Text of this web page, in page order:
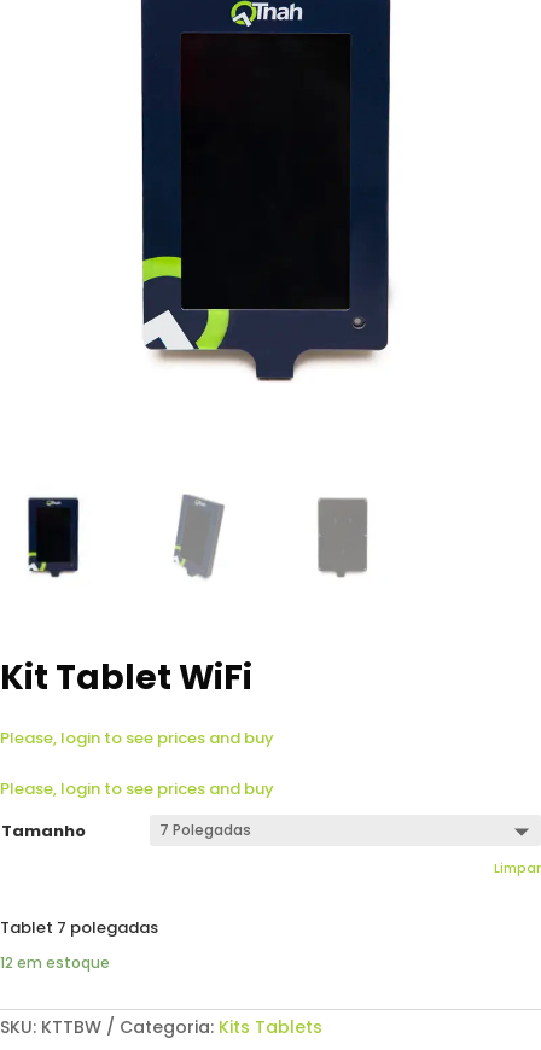
Kit Tablet WiFi
Please, login to see prices and buy
Please, login to see prices and buy
Tamanho
Limpar
Tablet 7 polegadas
12 em estoque
SKU: KTTBW Categoria: Kits Tablets